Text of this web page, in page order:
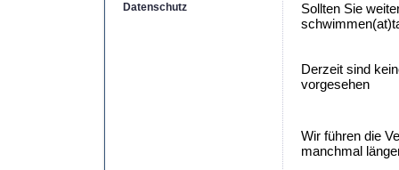
Datenschutz
Sollten Sie
Derzeit sind
vorgesehen
Wir führen die
manchmal